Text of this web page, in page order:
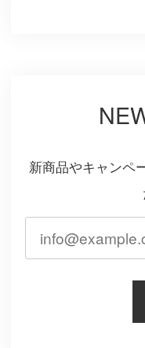
新商品やキャンペ